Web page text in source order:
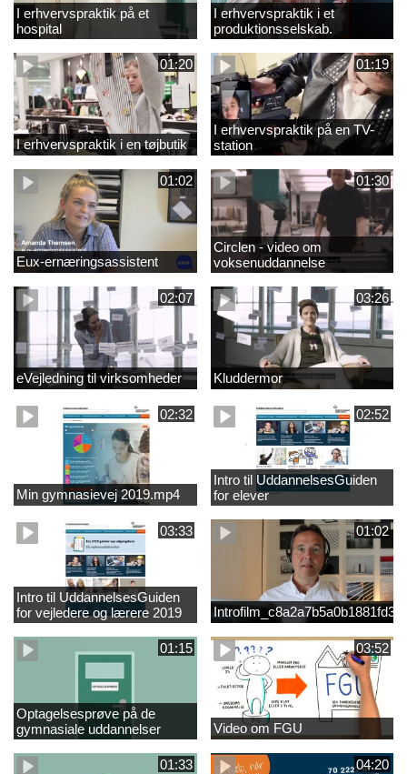
I erhvervspraktik på et
hospital
I erhvervspraktik i et
produktionsselskab.
01:20
I erhvervspraktik i en tøjbutik
01:19
I erhvervspraktik på en TV-
station
01:02
Eux-ernæringsassistent
01:30
Circlen - video om
voksenuddannelse
02:07
eVejledning til virksomheder
03:26
Kluddermor
02:32
Min gymnasievej 2019.mp4
02:52
Intro til UddannelsesGuiden
for elever
03:33
Intro til UddannelsesGuiden
for vejledere og lærere 2019
01:02
01:15
Optagelsesprøve på de
gymnasiale uddannelser
03:52
Video om FGU
01:33 04:20